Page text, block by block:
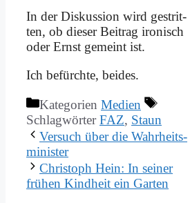
In der Dis­kus­si­on wird ge­strit­
ten, ob die­ser Bei­trag iro­nisch
oder Ernst ge­meint ist.
Ich be­fürch­te, bei­des.
Kategorien Medien
SchlagwörterFAZ, Staun
Ver­such über die Wahr­heits­
mi­ni­ster
Chri­stoph Hein: In sei­ner
frü­hen Kind­heit ein Gar­ten